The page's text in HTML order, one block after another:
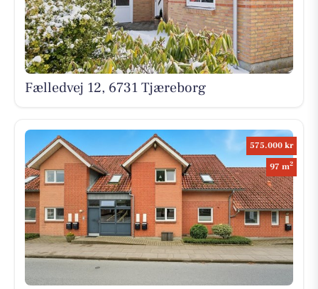
Fælledvej 12, 6731 Tjæreborg
575.000 kr
97 m2